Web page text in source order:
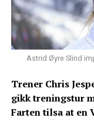
Astrid Øyre Slind
Trener Chris
gikk treningstur
Farten tilsa at en